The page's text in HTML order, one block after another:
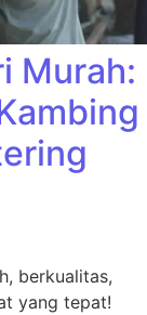
Murah:
berkualitas,
yang tepat!